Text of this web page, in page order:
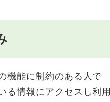
機能に制約のある人で
る情報にアクセスし利用